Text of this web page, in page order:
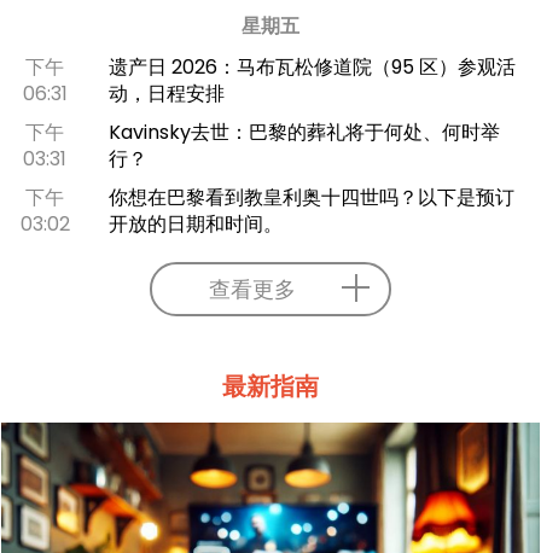
星期五
下午
06:31
遗产日 2026：马布瓦松修道院（95 区）参观活
动，日程安排
下午
03:31
Kavinsky去世：巴黎的葬礼将于何处、何时举
行？
下午
03:02
你想在巴黎看到教皇利奥十四世吗？以下是预订
开放的日期和时间。
查看更多
最新指南